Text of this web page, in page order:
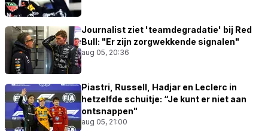
Journalist ziet 'teamdegradatie' bij Red
Bull: "Er zijn zorgwekkende signalen"
aug 05, 20:36
Piastri, Russell, Hadjar en Leclerc in
hetzelfde schuitje: “Je kunt er niet aan
ontsnappen"
aug 05, 21:00